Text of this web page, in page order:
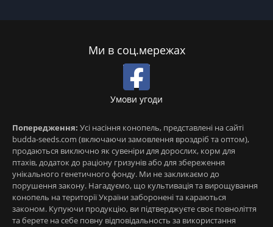
Ми в соц.мережах
Умови угоди
Попередження: Усі насіння конопель, представлені на сайті
budda-seeds.com (включаючи замовлення вроздріб та оптом),
продаються виключно як сувеніри для дорослих, корм для
птахів, додаток до раціону гризунів або для збереження
унікального генетичного фонду. Ми не закликаємо до
порушення закону. Нагадуємо, що культивація та вирощування
конопель на території України заборонені та караються
законом. Купуючи продукцію, ви підтверджуєте своє повноліття
та берете на себе повну відповідальность за використання